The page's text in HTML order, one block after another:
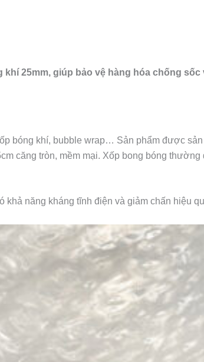
3/9
25mm, giúp bảo vệ hàng hóa chống
bóng khí, bubble wrap… Sản phẩm được
căng tròn, mềm mại. Xốp bong bóng
năng kháng tĩnh điện và giảm chấn hiệu